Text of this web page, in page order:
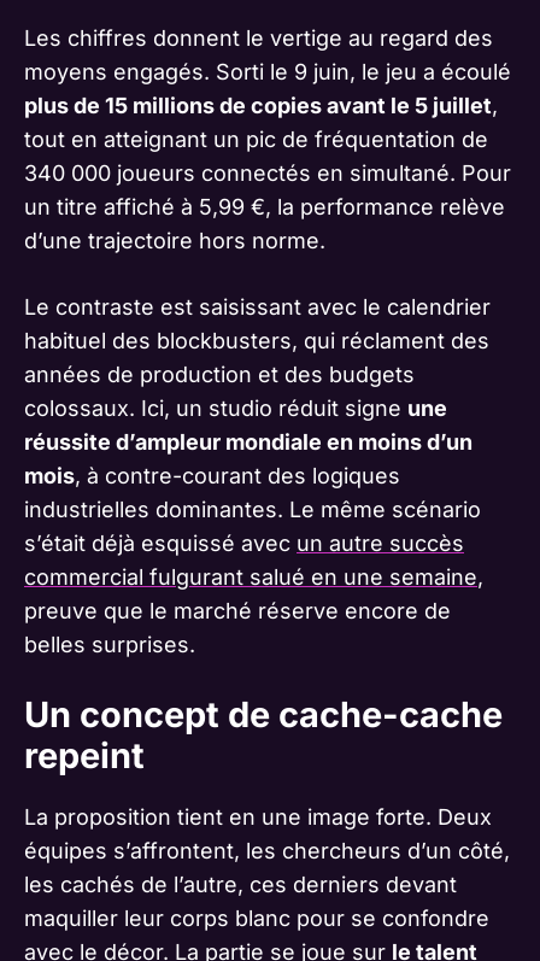
Les chiffres donnent le vertige au regard des
moyens engagés. Sorti le 9 juin, le jeu a écoulé
plus de 15 millions de copies avant le 5 juillet,
tout en atteignant un pic de fréquentation de
340 000 joueurs connectés en simultané. Pour
un titre affiché à 5,99 €, la performance relève
d’une trajectoire hors norme.
Le contraste est saisissant avec le calendrier
habituel des blockbusters, qui réclament des
années de production et des budgets
colossaux. Ici, un studio réduit signe une
réussite d’ampleur mondiale en moins d’un
mois, à contre-courant des logiques
industrielles dominantes. Le même scénario
s’était déjà esquissé avec un autre succès
commercial fulgurant salué en une semaine,
preuve que le marché réserve encore de
belles surprises.
Un concept de cache-cache
repeint
La proposition tient en une image forte. Deux
équipes s’affrontent, les chercheurs d’un côté,
les cachés de l’autre, ces derniers devant
maquiller leur corps blanc pour se confondre
avec le décor. La partie se joue sur le talent